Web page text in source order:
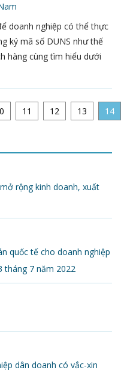
doanh nghiệp có thể thực
ký mã số DUNS như thế
hàng cùng tìm hiểu dưới
11 12 13 14
rộng kinh doanh, xuất
quốc tế cho doanh nghiệp
tháng 7 năm 2022
dân doanh có vắc-xin